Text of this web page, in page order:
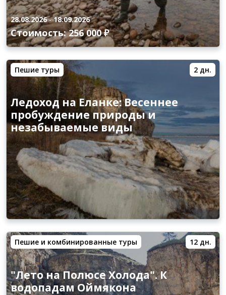
28.08.2026-18.09.2026
Стоимость: 256 000 ₽
Пешие туры 2 дн.
Ледоход на Еланке: Весеннее
пробуждение природы и
незабываемые виды
Пешие и комбинированные туры 12 дн.
"Лето на Полюсе Холода". К
водопадам Оймякона